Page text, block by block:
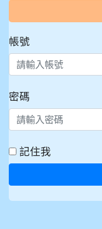
帳號
密碼
記住我